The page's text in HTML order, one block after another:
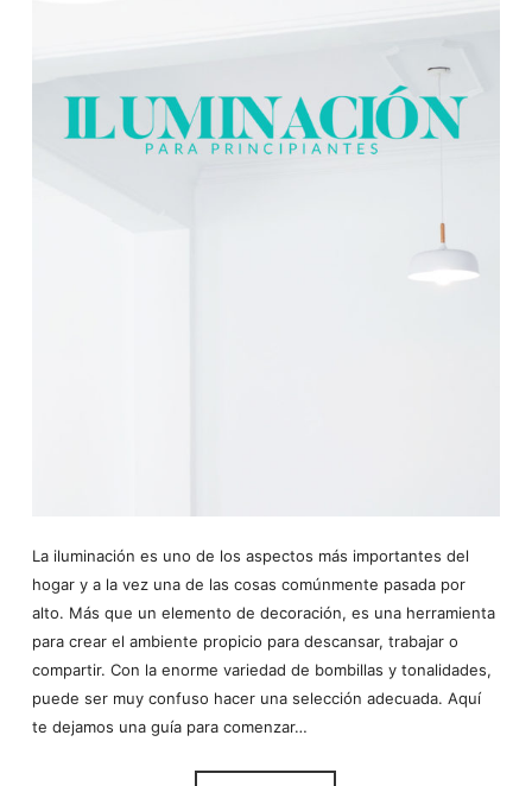
La iluminación es uno de los aspectos más importantes del
hogar y a la vez una de las cosas comúnmente pasada por
alto. Más que un elemento de decoración, es una herramienta
para crear el ambiente propicio para descansar, trabajar o
compartir. Con la enorme variedad de bombillas y tonalidades,
puede ser muy confuso hacer una selección adecuada. Aquí
te dejamos una guía para comenzar…